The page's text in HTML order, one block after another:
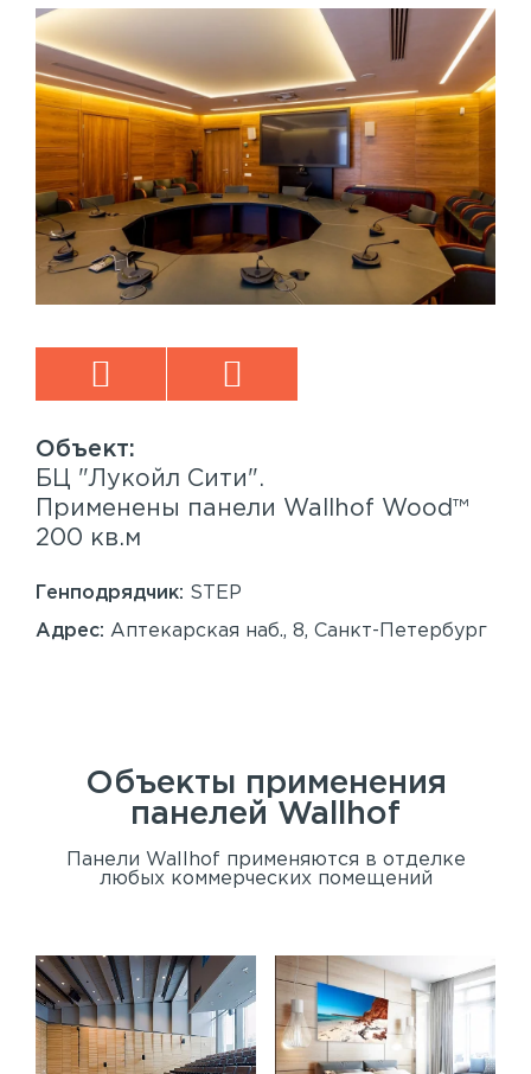
БЦ "Лукойл Сити".
Применены панели Wallhof Wood™
200 кв.м
Генподрядчик: STEP
Адрес: Аптекарская наб., 8, Санкт-Петербург
Объекты применения
панелей Wallhof
Панели Wallhof применяются в отделке
любых коммерческих помещений